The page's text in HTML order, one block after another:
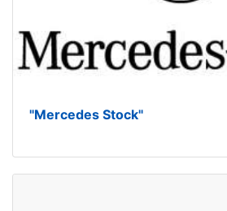
"Mercedes Stock"